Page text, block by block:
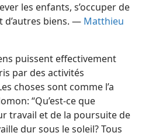
les enfants, s’occuper de
d’autres biens. — Matthieu
puissent effectivement
par des activités
choses sont comme l’a
“Qu’est-​ce que
travail et de la poursuite de
dur sous le soleil? Tous